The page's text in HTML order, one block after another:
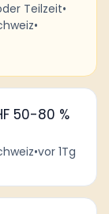
Teilzeit•
•
50-80 %
•vor 1Tg